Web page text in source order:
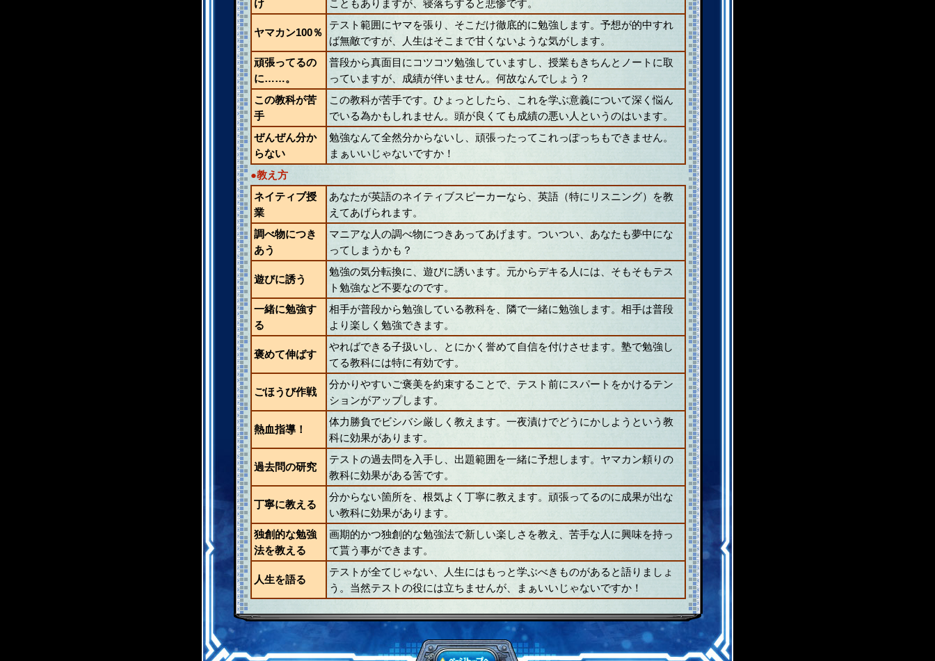
け
こともありますが、寝落ちすると悲惨です。
ヤマカン100％
テスト範囲にヤマを張り、そこだけ徹底的に勉強します。予想が的中すれ
ば無敵ですが、人生はそこまで甘くないような気がします。
頑張ってるの
に……。
普段から真面目にコツコツ勉強していますし、授業もきちんとノートに取
っていますが、成績が伴いません。何故なんでしょう？
この教科が苦
手
この教科が苦手です。ひょっとしたら、これを学ぶ意義について深く悩ん
でいる為かもしれません。頭が良くても成績の悪い人というのはいます。
ぜんぜん分か
らない
勉強なんて全然分からないし、頑張ったってこれっぽっちもできません。
まぁいいじゃないですか！
●教え方
ネイティブ授
業
あなたが英語のネイティブスピーカーなら、英語（特にリスニング）を教
えてあげられます。
調べ物につき
あう
マニアな人の調べ物につきあってあげます。ついつい、あなたも夢中にな
ってしまうかも？
遊びに誘う
勉強の気分転換に、遊びに誘います。元からデキる人には、そもそもテス
ト勉強など不要なのです。
一緒に勉強す
る
相手が普段から勉強している教科を、隣で一緒に勉強します。相手は普段
より楽しく勉強できます。
褒めて伸ばす
やればできる子扱いし、とにかく誉めて自信を付けさせます。塾で勉強し
てる教科には特に有効です。
ごほうび作戦
分かりやすいご褒美を約束することで、テスト前にスパートをかけるテン
ションがアップします。
熱血指導！
体力勝負でビシバシ厳しく教えます。一夜漬けでどうにかしようという教
科に効果があります。
過去問の研究
テストの過去問を入手し、出題範囲を一緒に予想します。ヤマカン頼りの
教科に効果がある筈です。
丁寧に教える
分からない箇所を、根気よく丁寧に教えます。頑張ってるのに成果が出な
い教科に効果があります。
独創的な勉強
法を教える
画期的かつ独創的な勉強法で新しい楽しさを教え、苦手な人に興味を持っ
て貰う事ができます。
人生を語る
テストが全てじゃない、人生にはもっと学ぶべきものがあると語りましょ
う。当然テストの役には立ちませんが、まぁいいじゃないですか！